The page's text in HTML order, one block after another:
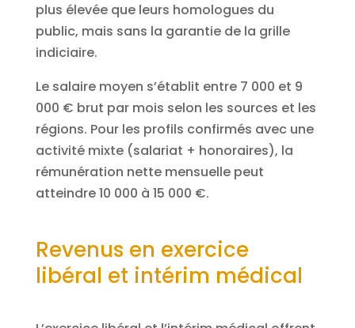
plus élevée que leurs homologues du
public, mais sans la garantie de la grille
indiciaire.
Le salaire moyen s’établit entre 7 000 et 9
000 € brut par mois selon les sources et les
régions. Pour les profils confirmés avec une
activité mixte (salariat + honoraires), la
rémunération nette mensuelle peut
atteindre 10 000 à 15 000 €.
Revenus en exercice
libéral et intérim médical